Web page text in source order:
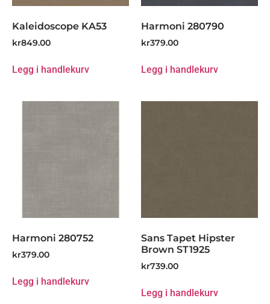
Kaleidoscope KA53
kr849.00
Legg i handlekurv
Harmoni 280790
kr379.00
Legg i handlekurv
Harmoni 280752
kr379.00
Legg i handlekurv
Sans Tapet Hipster
Brown ST1925
kr739.00
Legg i handlekurv